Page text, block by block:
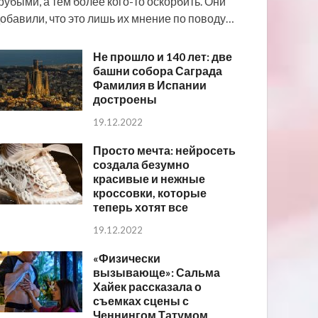
что это лишь их мнение по поводу…
Не прошло и 140 лет: две
башни собора Саграда
Фамилия в Испании
достроены
19.12.2022
Просто мечта: нейросеть
создала безумно
красивые и нежные
кроссовки, которые
теперь хотят все
19.12.2022
«Физически
вызывающе»: Сальма
Хайек рассказала о
съемках сцены с
Ченнингом Татумом